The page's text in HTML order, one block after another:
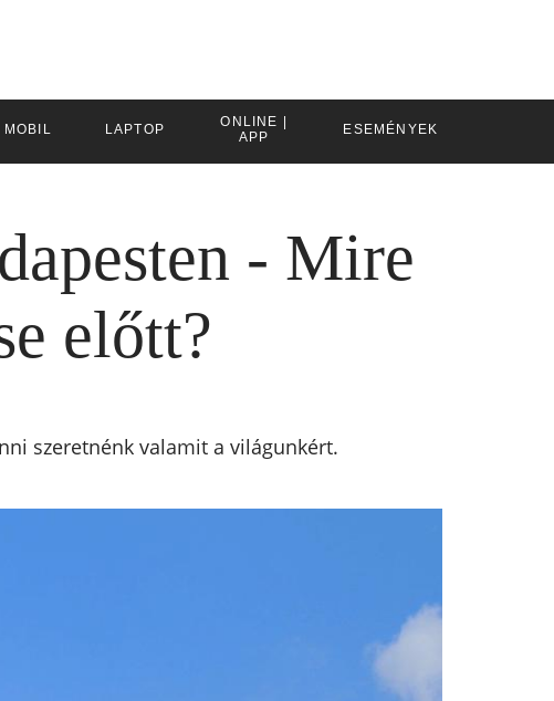
MOBIL LAPTOP
ONLINE |
APP
ESEMÉNYEK
- Mire
előtt?
szeretnénk valamit a világunkért.